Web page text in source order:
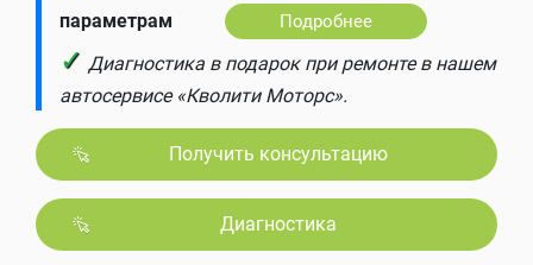
параметрам
Подробнее
✓ Диагностика в подарок при ремонте в нашем
автосервисе «Кволити Моторс».
Получить консультацию
Диагностика